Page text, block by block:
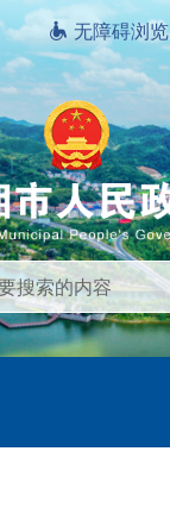
无障碍浏览